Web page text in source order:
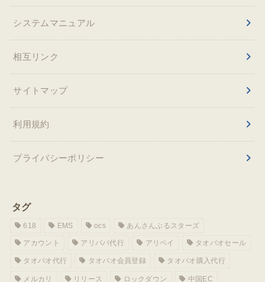
システムマニュアル
相互リンク
サイトマップ
利用規約
プライバシーポリシー
タグ
618 EMS ocs あんさんぶるスターズ
アカウント アリババ代行 アリペイ タオバオセール
タオバオ代行 タオバオ会員登録 タオバオ購入代行
メルカリ リリース ロックダウン 中国EC